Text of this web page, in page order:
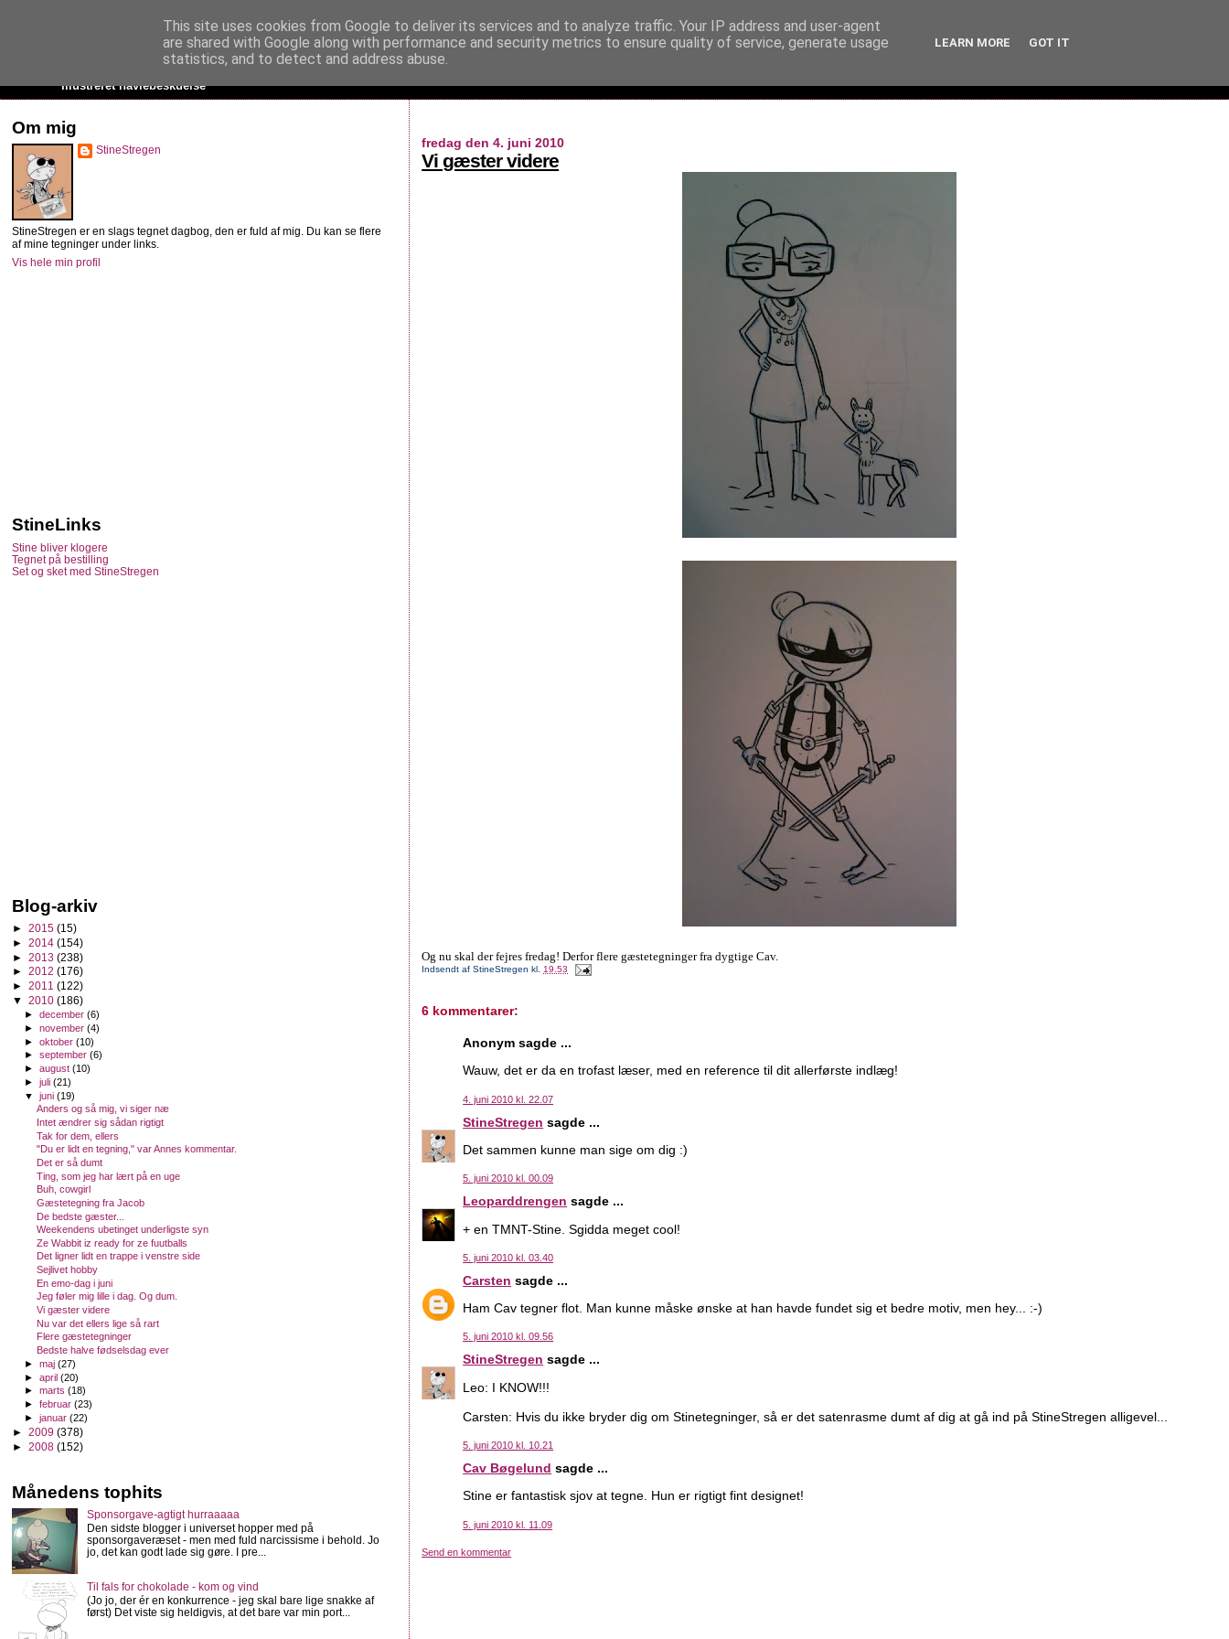
StineStregen
Illustreret navlebeskuelse
fredag den 4. juni 2010
Vi gæster videre
Og nu skal der fejres fredag! Derfor flere gæstetegninger fra dygtige Cav.
Indsendt afStineStregen kl.19.53
6 kommentarer:
Anonym sagde ...
Wauw, det er da en trofast læser, med en reference til dit allerførste indlæg!
4. juni 2010 kl. 22.07
StineStregen sagde ...
Det sammen kunne man sige om dig :)
5. juni 2010 kl. 00.09
Leoparddrengen sagde ...
+ en TMNT-Stine. Sgidda meget cool!
5. juni 2010 kl. 03.40
Carsten sagde ...
Ham Cav tegner flot. Man kunne måske ønske at han havde fundet sig et bedre motiv, men hey... :-)
5. juni 2010 kl. 09.56
StineStregen sagde ...
Leo: I KNOW!!!
Carsten: Hvis du ikke bryder dig om Stinetegninger, så er det satenrasme dumt af dig at gå ind på StineStregen alligevel...
5. juni 2010 kl. 10.21
Cav Bøgelund sagde ...
Stine er fantastisk sjov at tegne. Hun er rigtigt fint designet!
5. juni 2010 kl. 11.09
Send en kommentar
Om mig
StineStregen
StineStregen er en slags tegnet dagbog, den er fuld af mig. Du kan se flere
af mine tegninger under links.
Vis hele min profil
StineLinks
Stine bliver klogere
Tegnet på bestilling
Set og sket med StineStregen
Blog-arkiv
► 2015 (15)
► 2014 (154)
► 2013 (238)
► 2012 (176)
► 2011 (122)
▼ 2010 (186)
►december(6)
►november(4)
►oktober(10)
►september(6)
►august(10)
►juli(21)
▼juni(19)
Anders og så mig, vi siger næ
Intet ændrer sig sådan rigtigt
Tak for dem, ellers
"Du er lidt en tegning," var Annes kommentar.
Det er så dumt
Ting, som jeg har lært på en uge
Buh, cowgirl
Gæstetegning fra Jacob
De bedste gæster...
Weekendens ubetinget underligste syn
Ze Wabbit iz ready for ze fuutballs
Det ligner lidt en trappe i venstre side
Sejlivet hobby
En emo-dag i juni
Jeg føler mig lille i dag. Og dum.
Vi gæster videre
Nu var det ellers lige så rart
Flere gæstetegninger
Bedste halve fødselsdag ever
►maj(27)
►april(20)
►marts(18)
►februar(23)
►januar(22)
► 2009 (378)
► 2008 (152)
Månedens tophits
Sponsorgave-agtigt hurraaaaa
Den sidste blogger i universet hopper med på
sponsorgaveræset - men med fuld narcissisme i behold. Jo
jo, det kan godt lade sig gøre. I pre...
Til fals for chokolade - kom og vind
(Jo jo, der ér en konkurrence - jeg skal bare lige snakke af
først) Det viste sig heldigvis, at det bare var min port...
This site uses cookies from Google to deliver its services and to analyze traffic. Your IP address and user-agent
are shared with Google along with performance and security metrics to ensure quality of service, generate usage
statistics, and to detect and address abuse.
LEARN MORE GOT IT